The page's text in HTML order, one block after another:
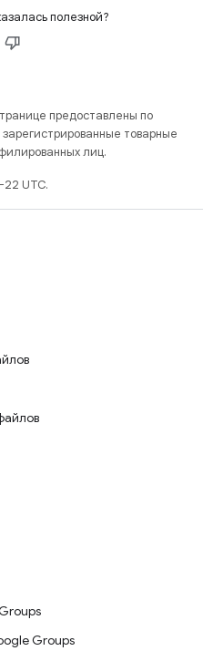
полезной?
предоставлены по
товарные
лиц.
UTC.
Groups